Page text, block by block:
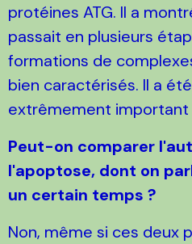
protéines ATG. Il a
passait en plusieurs
formations de
bien caractérisés. Il a
extrêmement important
Peut-on comparer
l'apoptose, dont on
un certain temps ?
Non, même si ces deux